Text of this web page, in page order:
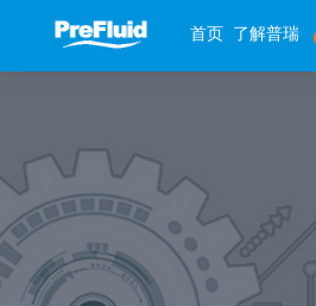
首页 了解普瑞